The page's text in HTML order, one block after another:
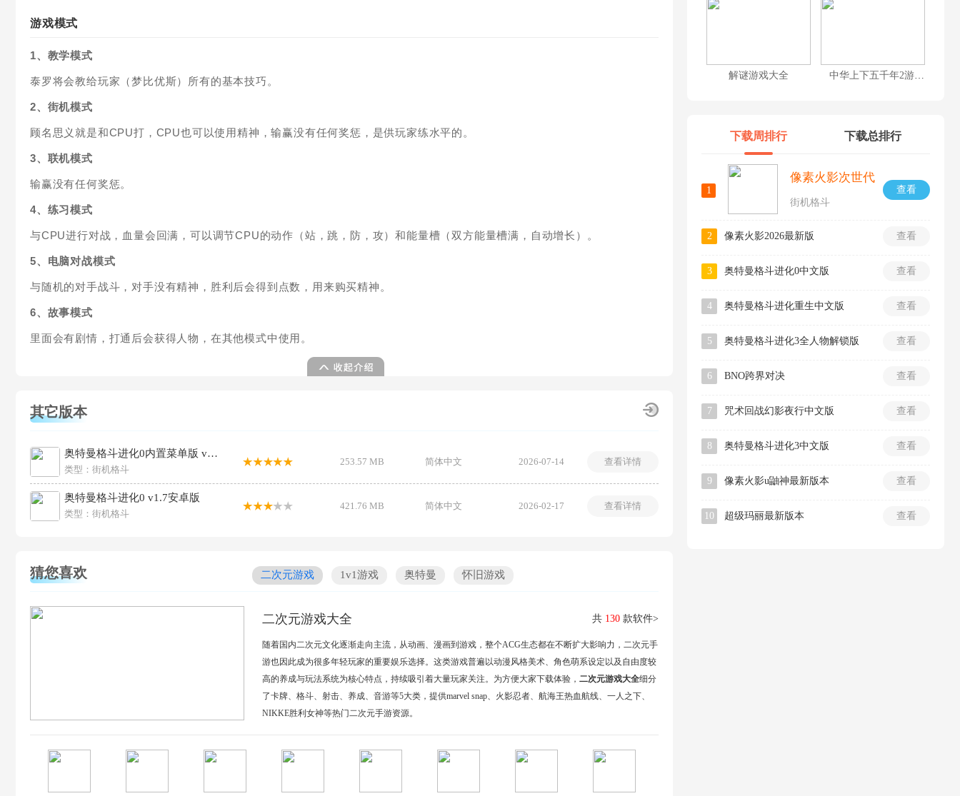
游戏模式
1、教学模式
泰罗将会教给玩家（梦比优斯）所有的基本技巧。
2、街机模式
顾名思义就是和CPU打，CPU也可以使用精神，输赢没有任何奖惩，是供玩家练水平的。
3、联机模式
输赢没有任何奖惩。
4、练习模式
与CPU进行对战，血量会回满，可以调节CPU的动作（站，跳，防，攻）和能量槽（双方能量槽满，自动增长）。
5、电脑对战模式
与随机的对手战斗，对手没有精神，胜利后会得到点数，用来购买精神。
6、故事模式
里面会有剧情，打通后会获得人物，在其他模式中使用。
其它版本
奥特曼格斗进化0内置菜单版 v2020.12.23.16
类型： 街机格斗
253.57 MB 简体中文 2026-07-14 查看详情
奥特曼格斗进化0 v1.7安卓版
类型： 街机格斗
421.76 MB 简体中文 2026-02-17 查看详情
猜您喜欢 二次元游戏 1v1游戏 奥特曼 怀旧游戏
二次元游戏大全 共 130 款软件>
随着国内二次元文化逐渐走向主流，从动画、漫画到游戏，整个ACG生态都在不断扩大影响力，二次元手
游也因此成为很多年轻玩家的重要娱乐选择。这类游戏普遍以动漫风格美术、角色萌系设定以及自由度较
高的养成与玩法系统为核心特点，持续吸引着大量玩家关注。为方便大家下载体验， 二次元游戏大全细分
了卡牌、格斗、射击、养成、音游等5大类，提供marvel snap、火影忍者、航海王热血航线、一人之下、
NIKKE胜利女神等热门二次元手游资源。
解谜游戏大全 中华上下五千年2游戏大全
下载周排行 下载总排行
1 查看
像素火影次世代
街机格斗
2 查看
像素火影2026最新版
3 查看
奥特曼格斗进化0中文版
4 查看
奥特曼格斗进化重生中文版
5 查看
奥特曼格斗进化3全人物解锁版
6 查看
BNO跨界对决
7 查看
咒术回战幻影夜行中文版
8 查看
奥特曼格斗进化3中文版
9 查看
像素火影u鼬神最新版本
10 查看
超级玛丽最新版本